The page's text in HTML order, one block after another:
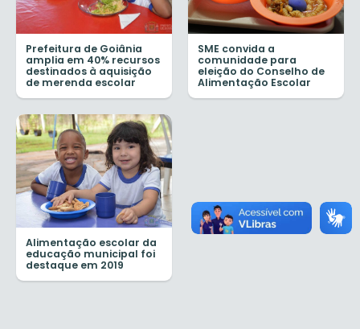
Prefeitura de Goiânia
amplia em 40% recursos
destinados à aquisição
de merenda escolar
SME convida a
comunidade para
eleição do Conselho de
Alimentação Escolar
Alimentação escolar da
educação municipal foi
destaque em 2019